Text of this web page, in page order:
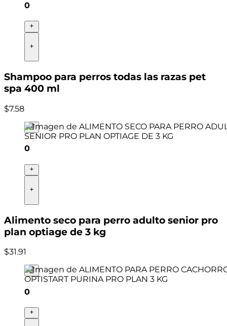
0
Shampoo para perros todas las razas pet
spa 400 ml
$7.58
0
Alimento seco para perro adulto senior pro
plan optiage de 3 kg
$31.91
0